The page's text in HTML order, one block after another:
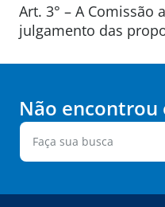
Art. 3° – A Comissão
julgamento das
Não encontrou